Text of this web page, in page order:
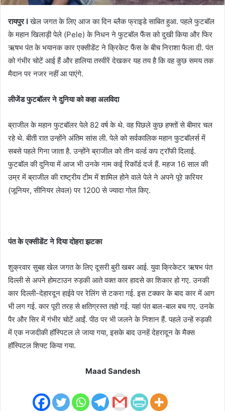
रायपुर Iखेल जगत के लिए आज का दिन ब्लैक फ्राइडे साबित हुआ. पहले फुटबॉल
के महान खिलाड़ी पेले (Pele) के निधन ने फुटबॉल फैंस को दुखी किया और फिर
ऋषभ पंत के भयानक कार एक्सीडेंट ने क्रिकेट फैंस के बीच निराशा फैला दी. पंत
को गंभीर चोटें आई हैं और हालिया तस्वीरें देखकर यह तय है कि वह कुछ समय तक
मैदान पर नजर नहीं आ पाएंगे.
लीजेंड फुटबॉलर ने दुनिया को कहा अलविदा
ब्राजील के महान फुटबॉलर पेले 82 वर्ष के थे. वह पिछले कुछ हफ्तों से बीमार चल
रहे थे. बीती रात उन्होंने अंतिम सांस ली. पेले को सर्वकालिक महान फुटबॉलर्स में
सबसे पहले गिना जाता है. उन्होंने ब्राजील को तीन वर्ल्ड कप ट्रॉफी दिलाई.
फुटबॉल की दुनिया में आज भी उनके नाम कई रिकॉर्ड दर्ज हैं. महज 16 साल की
उम्र में ब्राजील की राष्ट्रीय टीम में शामिल होने वाले पेले ने अपने पूरे करियर
(जूनियर, सीनियर लेवल) पर 1200 से ज्यादा गोल किए.
पंत के एक्सीडेंट ने दिया दोहरा झटका
शुक्रवार सुबह खेल जगत के लिए दूसरी बुरी खबर आई. युवा क्रिकेटर ऋषभ पंत
दिल्ली से अपने होमटाउन रुड़की आते वक्त कार हादसे का शिकार हो गए. उनकी
कार दिल्ली-देहारदून हाईवे पर रेलिंग से टकरा गई. इस टक्कर के बाद कार में आग
भी लग गई. कार पूरी तरह से क्षतिग्रस्त तहो गई. यहां पंत बाल-बाल बच गए. उनके
पैर और सिर में गंभीर चोटें आईं. पीठ पर भी जलने के निशान हैं. पहले उन्हें रुड़की
में एक नजदीकी हॉस्पिटल ले जाया गया, इसके बाद उनहें देहरादून के मैक्स
हॉस्पिटल शिफ्ट किया गया.
Maad Sandesh